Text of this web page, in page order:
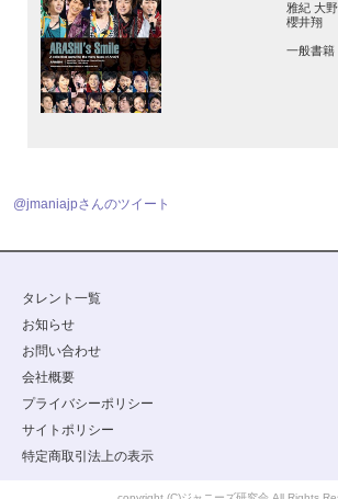
雅紀 大
櫻井翔
一般書籍
@jmaniajpさんのツイート
タレント一覧
お知らせ
お問い合わせ
会社概要
プライバシーポリシー
サイトポリシー
特定商取引法上の表示